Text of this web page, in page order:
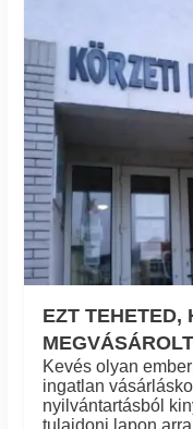
EZT TEHETED,
Kevés olyan
ingatlan
nyilvántartásból